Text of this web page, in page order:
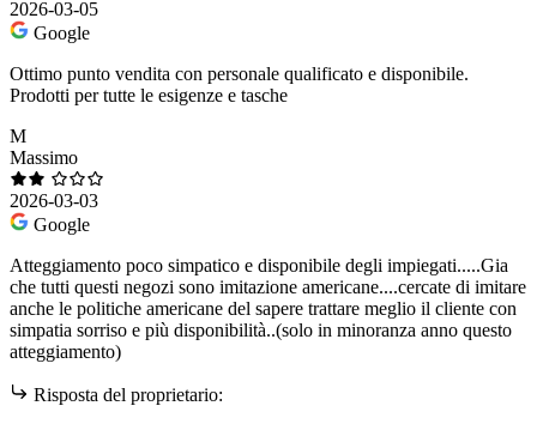
2026-03-05
Google
Ottimo punto vendita con personale qualificato e disponibile.
Prodotti per tutte le esigenze e tasche
M
Massimo
2026-03-03
Google
Atteggiamento poco simpatico e disponibile degli impiegati.....Gia
che tutti questi negozi sono imitazione americane....cercate di imitare
anche le politiche americane del sapere trattare meglio il cliente con
simpatia sorriso e più disponibilità..(solo in minoranza anno questo
atteggiamento)
Risposta del proprietario: